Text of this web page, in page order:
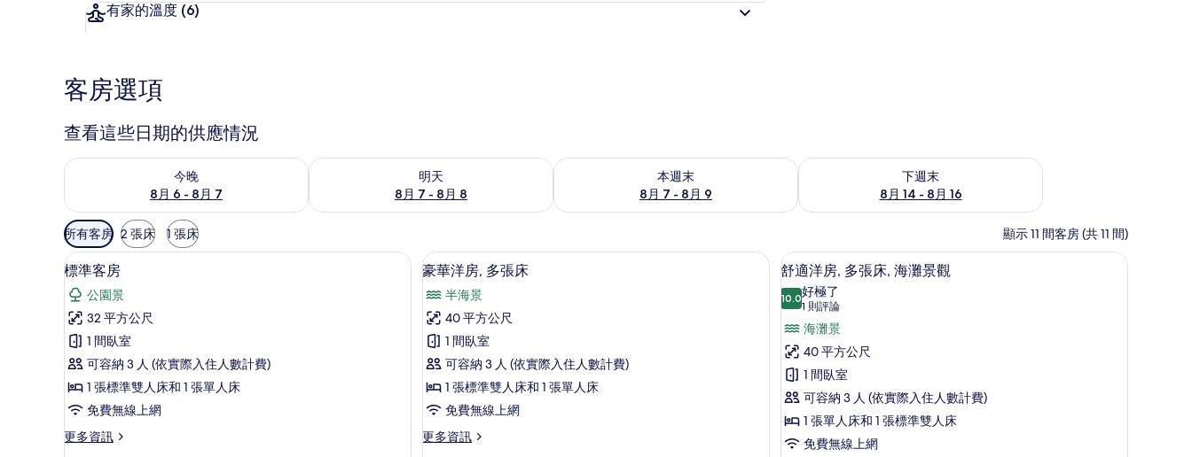
有家的溫度 (6)
客房選項
查看這些日期的供應情況
今晚
8月 6 - 8月 7
查看今晚 (8月 6 - 8月 7) 的供應情況
明天
8月 7 - 8月 8
查看明天 (8月 7 - 8月 8) 的供應情況
本週末
8月 7 - 8月 9
查看本週末 (8月 7 - 8月 9) 的供應情況
下週末
8月 14 - 8月 16
查看下週末 (8月 14 - 8月 16) 的供應情況
可
用
的
客
房
篩
選
條
件
所有客房 2 張床 1 張床 顯示 11 間客房 (共 11 間)
顯
示
標
準
客
房
的
有
標準客房 | 書桌、遮光布/窗簾、免費搖籃/嬰兒床、免費無線上網
6
標準客房
公園景
32 平方公尺
1 間臥室
可容納 3 人 (依實際入住人數計費)
1 張標準雙人床和 1 張單人床
免費無線上網
更多資訊
更
顯
豪
華
洋
房,
多
床
豪華洋房, 多張床 | 書桌、遮光布/窗簾、免費搖籃/嬰兒床、免費無線上網
9
豪華洋房, 多張床
半海景
40 平方公尺
1 間臥室
可容納 3 人 (依實際入住人數計費)
1 張標準雙人床和 1 張單人床
免費無線上網
更多資訊
更
顯
示
舒
適
洋
房,
多
張
床,
舒適洋房, 多張床, 海灘景觀 | 書桌、遮光布/
9
舒適洋房, 多張床, 海灘景觀
10.010.0 分，滿分 10 分
好極了
1 則評論
(1
則
評
論)
海灘景
40 平方公尺
1 間臥室
可容納 3 人 (依實際入住人數計費)
1 張單人床和 1 張標準雙人床
免費無線上網